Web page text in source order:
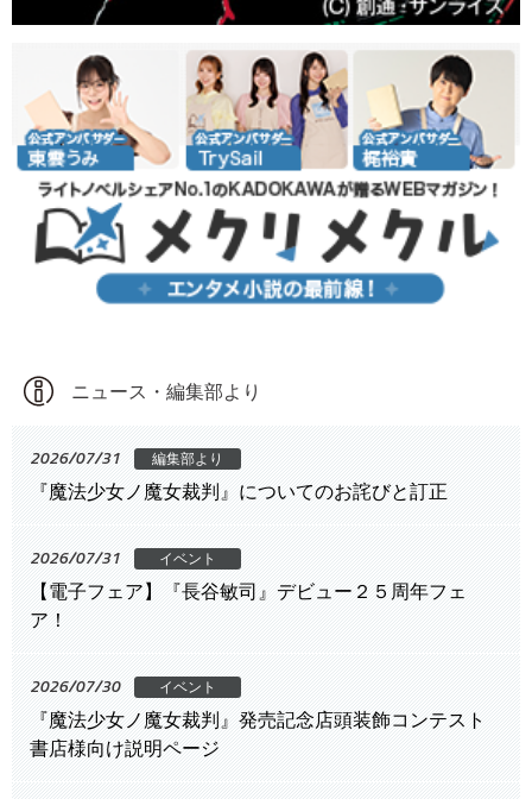
ニュース・編集部より
2026/07/31 編集部より
『魔法少女ノ魔女裁判』についてのお詫びと訂正
2026/07/31 イベント
【電子フェア】『長谷敏司』デビュー２５周年フェ
ア！
2026/07/30 イベント
『魔法少女ノ魔女裁判』発売記念店頭装飾コンテスト
書店様向け説明ページ